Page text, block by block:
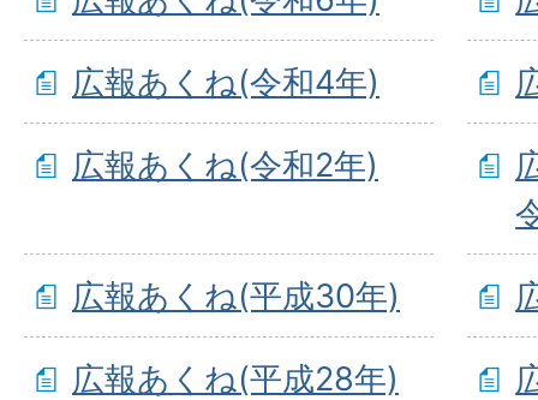
広報あくね(令和4年)
広報あくね(令和2年)
広報あくね(平成30年)
広報あくね(平成28年)